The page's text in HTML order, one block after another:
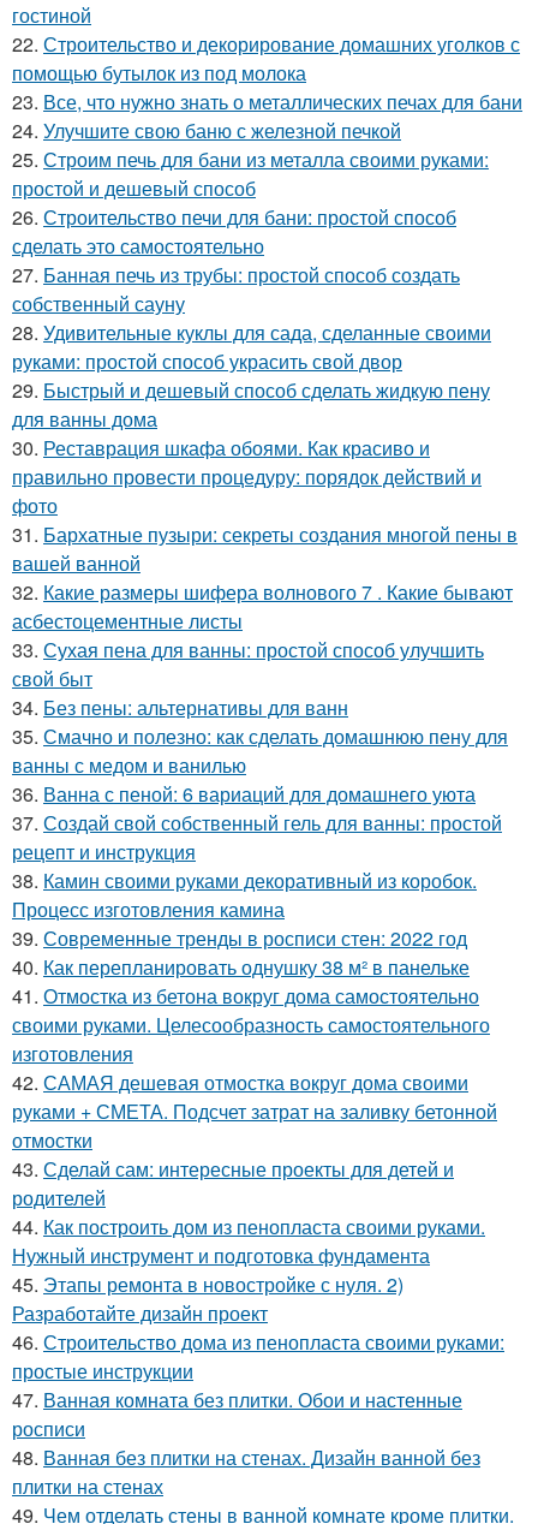
гостиной
22. Строительство и декорирование домашних уголков с
помощью бутылок из под молока
23. Все, что нужно знать о металлических печах для бани
24. Улучшите свою баню с железной печкой
25. Строим печь для бани из металла своими руками:
простой и дешевый способ
26. Строительство печи для бани: простой способ
сделать это самостоятельно
27. Банная печь из трубы: простой способ создать
собственный сауну
28. Удивительные куклы для сада, сделанные своими
руками: простой способ украсить свой двор
29. Быстрый и дешевый способ сделать жидкую пену
для ванны дома
30. Реставрация шкафа обоями. Как красиво и
правильно провести процедуру: порядок действий и
фото
31. Бархатные пузыри: секреты создания многой пены в
вашей ванной
32. Какие размеры шифера волнового 7 . Какие бывают
асбестоцементные листы
33. Сухая пена для ванны: простой способ улучшить
свой быт
34. Без пены: альтернативы для ванн
35. Смачно и полезно: как сделать домашнюю пену для
ванны с медом и ванилью
36. Ванна с пеной: 6 вариаций для домашнего уюта
37. Создай свой собственный гель для ванны: простой
рецепт и инструкция
38. Камин своими руками декоративный из коробок.
Процесс изготовления камина
39. Современные тренды в росписи стен: 2022 год
40. Как перепланировать однушку 38 м² в панельке
41. Отмостка из бетона вокруг дома самостоятельно
своими руками. Целесообразность самостоятельного
изготовления
42. САМАЯ дешевая отмостка вокруг дома своими
руками + СМЕТА. Подсчет затрат на заливку бетонной
отмостки
43. Сделай сам: интересные проекты для детей и
родителей
44. Как построить дом из пенопласта своими руками.
Нужный инструмент и подготовка фундамента
45. Этапы ремонта в новостройке с нуля. 2)
Разработайте дизайн проект
46. Строительство дома из пенопласта своими руками:
простые инструкции
47. Ванная комната без плитки. Обои и настенные
росписи
48. Ванная без плитки на стенах. Дизайн ванной без
плитки на стенах
49. Чем отделать стены в ванной комнате кроме плитки.